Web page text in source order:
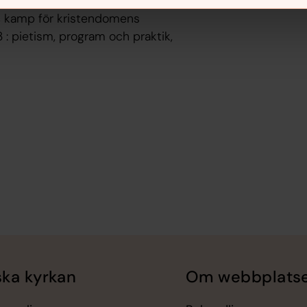
kamp för kristendomens
: pietism, program och praktik,
kyrkan Om